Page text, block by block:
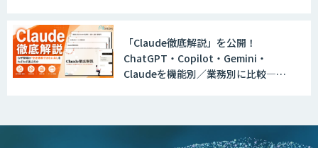
「Claude徹底解説」を公開！
ChatGPT・Copilot・Gemini・
Claudeを機能別／業務別に比較―自